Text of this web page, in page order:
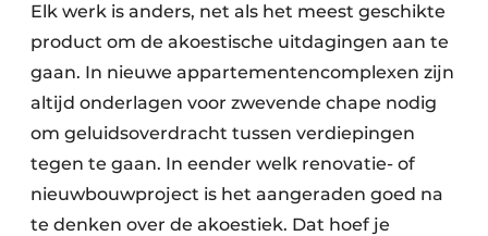
Elk werk is anders, net als het meest geschikte
product om de akoestische uitdagingen aan te
gaan. In nieuwe appartementencomplexen zijn
altijd onderlagen voor zwevende chape nodig
om geluidsoverdracht tussen verdiepingen
tegen te gaan. In eender welk renovatie- of
nieuwbouwproject is het aangeraden goed na
te denken over de akoestiek. Dat hoef je